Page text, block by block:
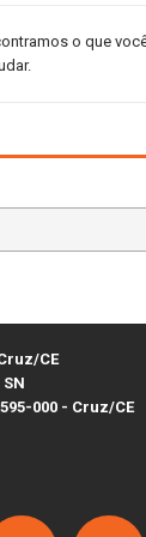
o que
CE
000 - Cruz/CE